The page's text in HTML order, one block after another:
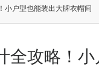
小户型也能装出大牌衣帽间
全攻略！